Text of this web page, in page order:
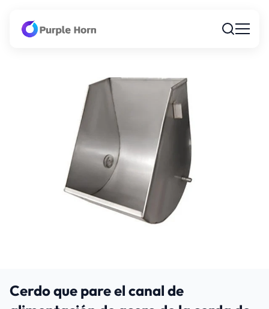
Cerdo que pare el canal de